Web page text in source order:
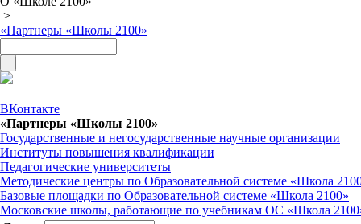
>
«Партнеры «Школы 2100»
ВКонтакте
«Партнеры «Школы 2100»
Государственные и негосударственные научные организации
Институты повышения квалификации
Педагогические университеты
Методические центры по Образовательной системе «Школа
Базовые площадки по Образовательной системе «Школа 2100»
Московские школы, работающие по учебникам ОС «Школа